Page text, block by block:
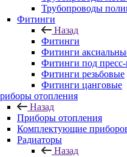
Трубопроводы
Фитинги
Назад
Фитинги
Фитинги
Фитинги под
Фитинги резьбовые
Фитинги цанговые
отопления
Назад
Приборы отопления
Комплектующие
Радиаторы
Назад